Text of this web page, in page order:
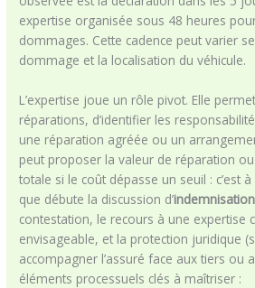
expertise organisée sous 48 heures
dommages. Cette cadence peut varier
dommage et la localisation du véhicule.
L’expertise joue un rôle pivot. Elle
réparations, d’identifier les
une réparation agréée ou un
peut proposer la valeur de réparation
totale si le coût dépasse un seuil : c’est
que débute la discussion d’indemnisation
contestation, le recours à une expertise
envisageable, et la protection juridique
accompagner l’assuré face aux tiers ou
éléments processuels clés à maîtriser :